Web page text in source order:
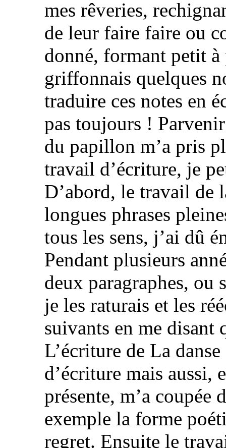
mes rêveries,
de leur faire faire ou
donné, formant petit à
griffonnais quelques
traduire ces notes en
pas toujours !
du papillon m’a pris
travail d’écriture, je
D’abord, le travail de
longues phrases
tous les sens, j’ai dû
Pendant plusieurs
deux paragraphes, ou
je les raturais et les
suivants en me disant
L’écriture de La
d’écriture mais aussi,
présente, m’a coupée
exemple la forme
regret. Ensuite le